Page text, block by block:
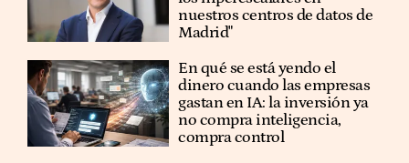
nuestros centros de datos de
Madrid"
En qué se está yendo el
dinero cuando las empresas
gastan en IA: la inversión ya
no compra inteligencia,
compra control